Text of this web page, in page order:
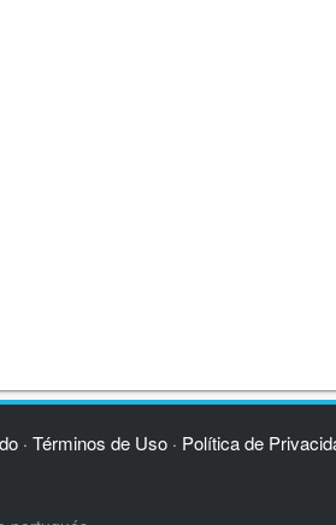
· Términos de Uso· Política de